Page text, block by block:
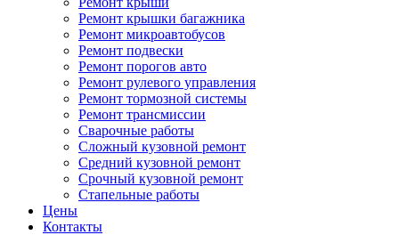
Ремонт крышки багажника
Ремонт микроавтобусов
Ремонт подвески
Ремонт порогов авто
Ремонт рулевого управления
Ремонт тормозной системы
Ремонт трансмиссии
Сварочные работы
Сложный кузовной ремонт
Средний кузовной ремонт
Срочный кузовной ремонт
Стапельные работы
Цены
Контакты